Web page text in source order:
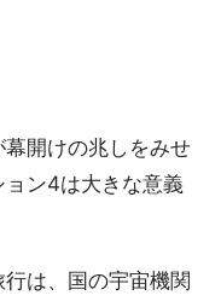
開けの兆しをみせ
ン4は大きな意義
は、国の宇宙機関